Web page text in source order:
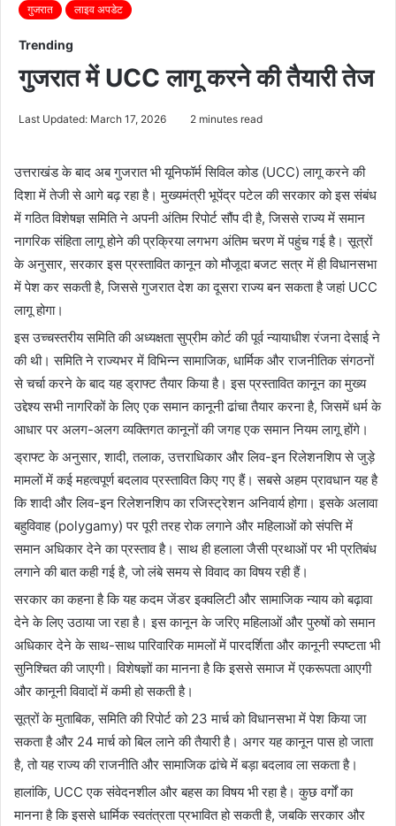
गुजरात लाइव अपडेट
Trending
गुजरात में UCC लागू करने की तैयारी तेज
Last Updated: March 17, 2026 2 minutes read
उत्तराखंड के बाद अब गुजरात भी यूनिफॉर्म सिविल कोड (UCC) लागू करने की
दिशा में तेजी से आगे बढ़ रहा है। मुख्यमंत्री भूपेंद्र पटेल की सरकार को इस संबंध
में गठित विशेषज्ञ समिति ने अपनी अंतिम रिपोर्ट सौंप दी है, जिससे राज्य में समान
नागरिक संहिता लागू होने की प्रक्रिया लगभग अंतिम चरण में पहुंच गई है। सूत्रों
के अनुसार, सरकार इस प्रस्तावित कानून को मौजूदा बजट सत्र में ही विधानसभा
में पेश कर सकती है, जिससे गुजरात देश का दूसरा राज्य बन सकता है जहां UCC
लागू होगा।
इस उच्चस्तरीय समिति की अध्यक्षता सुप्रीम कोर्ट की पूर्व न्यायाधीश रंजना देसाई ने
की थी। समिति ने राज्यभर में विभिन्न सामाजिक, धार्मिक और राजनीतिक संगठनों
से चर्चा करने के बाद यह ड्राफ्ट तैयार किया है। इस प्रस्तावित कानून का मुख्य
उद्देश्य सभी नागरिकों के लिए एक समान कानूनी ढांचा तैयार करना है, जिसमें धर्म के
आधार पर अलग-अलग व्यक्तिगत कानूनों की जगह एक समान नियम लागू होंगे।
ड्राफ्ट के अनुसार, शादी, तलाक, उत्तराधिकार और लिव-इन रिलेशनशिप से जुड़े
मामलों में कई महत्वपूर्ण बदलाव प्रस्तावित किए गए हैं। सबसे अहम प्रावधान यह है
कि शादी और लिव-इन रिलेशनशिप का रजिस्ट्रेशन अनिवार्य होगा। इसके अलावा
बहुविवाह (polygamy) पर पूरी तरह रोक लगाने और महिलाओं को संपत्ति में
समान अधिकार देने का प्रस्ताव है। साथ ही हलाला जैसी प्रथाओं पर भी प्रतिबंध
लगाने की बात कही गई है, जो लंबे समय से विवाद का विषय रही हैं।
सरकार का कहना है कि यह कदम जेंडर इक्वलिटी और सामाजिक न्याय को बढ़ावा
देने के लिए उठाया जा रहा है। इस कानून के जरिए महिलाओं और पुरुषों को समान
अधिकार देने के साथ-साथ पारिवारिक मामलों में पारदर्शिता और कानूनी स्पष्टता भी
सुनिश्चित की जाएगी। विशेषज्ञों का मानना है कि इससे समाज में एकरूपता आएगी
और कानूनी विवादों में कमी हो सकती है।
सूत्रों के मुताबिक, समिति की रिपोर्ट को 23 मार्च को विधानसभा में पेश किया जा
सकता है और 24 मार्च को बिल लाने की तैयारी है। अगर यह कानून पास हो जाता
है, तो यह राज्य की राजनीति और सामाजिक ढांचे में बड़ा बदलाव ला सकता है।
हालांकि, UCC एक संवेदनशील और बहस का विषय भी रहा है। कुछ वर्गों का
मानना है कि इससे धार्मिक स्वतंत्रता प्रभावित हो सकती है, जबकि सरकार और